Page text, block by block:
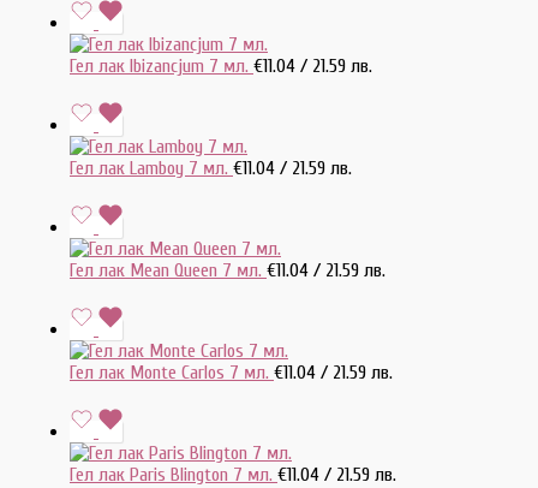
Гел лак Ibizancjum 7 мл. €11.04 / 21.59 лв.
Гел лак Lamboy 7 мл. €11.04 / 21.59 лв.
Гел лак Mean Queen 7 мл. €11.04 / 21.59 лв.
Гел лак Monte Carlos 7 мл. €11.04 / 21.59 лв.
Гел лак Paris Blington 7 мл. €11.04 / 21.59 лв.